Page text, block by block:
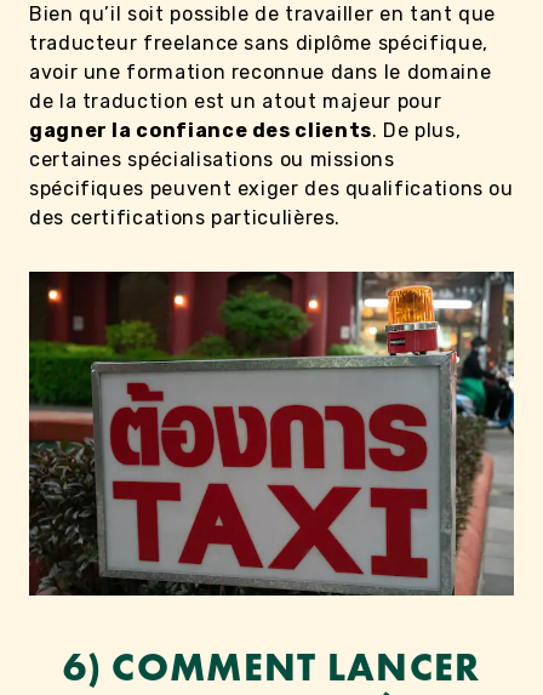
Bien qu’il soit possible de travailler en tant que
traducteur freelance sans diplôme spécifique,
avoir une formation reconnue dans le domaine
de la traduction est un atout majeur pour
gagner la confiance des clients. De plus,
certaines spécialisations ou missions
spécifiques peuvent exiger des qualifications ou
des certifications particulières.
6) COMMENT LANCER